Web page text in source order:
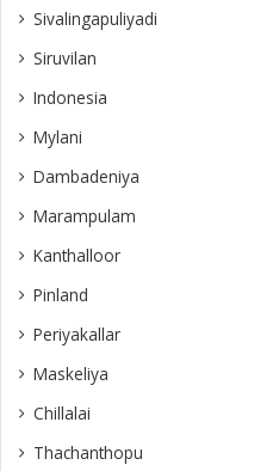
Sivalingapuliyadi
Siruvilan
Indonesia
Mylani
Dambadeniya
Marampulam
Kanthalloor
Pinland
Periyakallar
Maskeliya
Chillalai
Thachanthopu